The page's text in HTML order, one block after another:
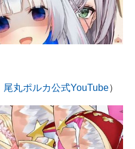
尾丸ポルカ公式YouTube）